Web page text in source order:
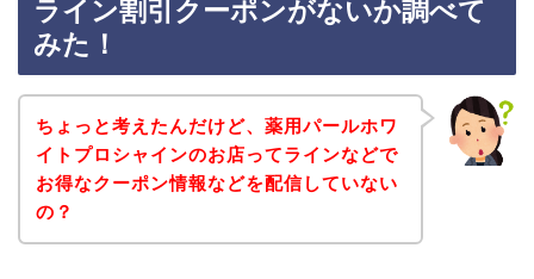
ライン割引クーポンがないか調べて
みた！
ちょっと考えたんだけど、薬用パールホワ
イトプロシャインのお店ってラインなどで
お得なクーポン情報などを配信していない
の？